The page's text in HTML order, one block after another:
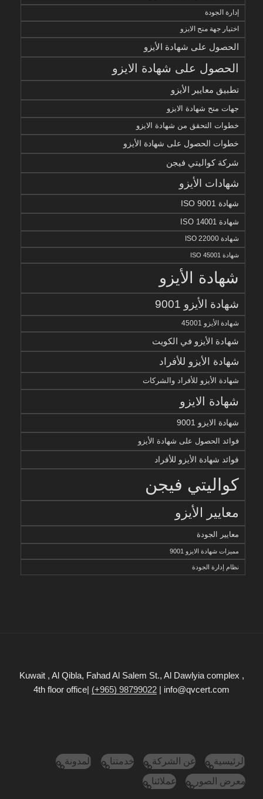
إدارة الجودة
اختيار جهة منح الايزو
الحصول على شهادة الأيزو
الحصول على شهادة الايزو
تطبيق معايير الأيزو
جهات منح شهادة الايزو
خطوات التحقق من شهادة الايزو
خطوات الحصول على شهادة الأيزو
شركة كواليتي فيجن
شهادات الأيزو
شهادة ISO 9001
شهادة ISO 14001
شهادة ISO 22000
شهادة ISO 45001
شهادة الأيزو
شهادة الأيزو 9001
شهادة الأيزو 45001
شهادة الأيزو في الكويت
شهادة الأيزو للأفراد
شهادة الأيزو للأفراد والشركات
شهادة الايزو
شهادة الايزو 9001
فوائد الحصول على شهادة الأيزو
فوائد شهادة الأيزو للأفراد
كواليتي فيجن
معايير الأيزو
معايير الجودة
مميزات شهادة الايزو 9001
نظام إدارة الجودة
Kuwait , Al Qibla, Fahad Al Salem St., Al Dawlyia complex ,
4th floor office| (+965) 98799022 | info@qvcert.com
الرئيسية عن الشركة خدمتنا
المدونة
معرض الصور
عملائنا